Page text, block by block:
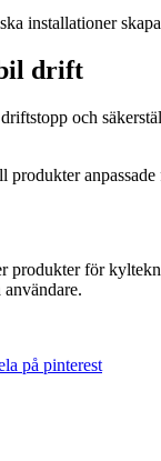
installationer
drift
och
produkter för
på pinterest